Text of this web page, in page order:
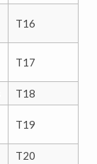
T16
T17
T18
T19
T20